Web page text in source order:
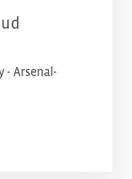
- Arsenal-